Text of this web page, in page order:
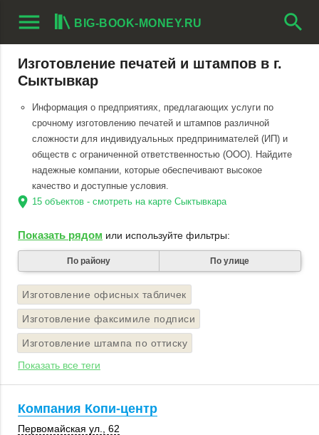
menu BIG-BOOK-MONEY.RU search
Изготовление печатей и штампов в г.
Сыктывкар
Информация о предприятиях, предлагающих услуги по
срочному изготовлению печатей и штампов различной
сложности для индивидуальных предпринимателей (ИП) и
обществ с ограниченной ответственностью (ООО). Найдите
надежные компании, которые обеспечивают высокое
качество и доступные условия.
location_on 15 объектов - смотреть на карте Сыктывкара
Показать рядом или используйте фильтры:
По району По улице
Изготовление офисных табличек
Изготовление факсимиле подписи
Изготовление штампа по оттиску
Показать все теги
Компания Копи-центр
Первомайская ул., 62